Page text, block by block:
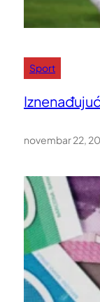
Sport
novembar 22,